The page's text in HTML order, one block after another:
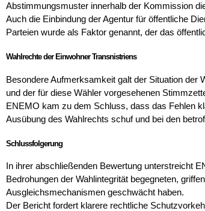
Abstimmungsmuster innerhalb der Kommission
Auch die Einbindung der Agentur für öffentliche
Parteien wurde als Faktor genannt, der das
Wahlrechte der Einwohner Transnistriens
Besondere Aufmerksamkeit galt der Situation der
und der für diese Wähler vorgesehenen
ENEMO kam zu dem Schluss, dass das Fehlen
Ausübung des Wahlrechts schuf und bei den
Schlussfolgerung
In ihrer abschließenden Bewertung unterstreicht
Bedrohungen der Wahlintegrität begegneten,
Ausgleichsmechanismen geschwächt haben.
Der Bericht fordert klarere rechtliche